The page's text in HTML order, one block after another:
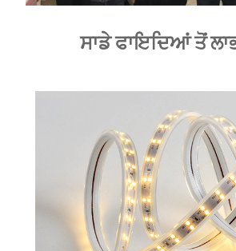
ਸਾਡੇ ਫਾਇਦਿਆਂ ਤੋਂ